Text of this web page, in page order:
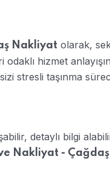
Nakliyat olarak,
hizmet
stresli taşınma
detaylı bilgi
Nakliyat -